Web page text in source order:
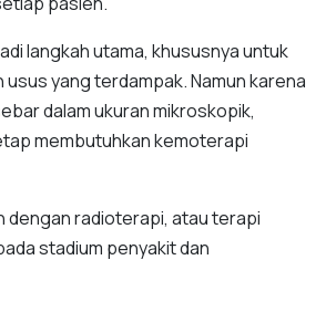
langkah utama, khususnya untuk
yang terdampak. Namun karena
dalam ukuran mikroskopik,
membutuhkan kemoterapi
dengan radioterapi, atau terapi
stadium penyakit dan